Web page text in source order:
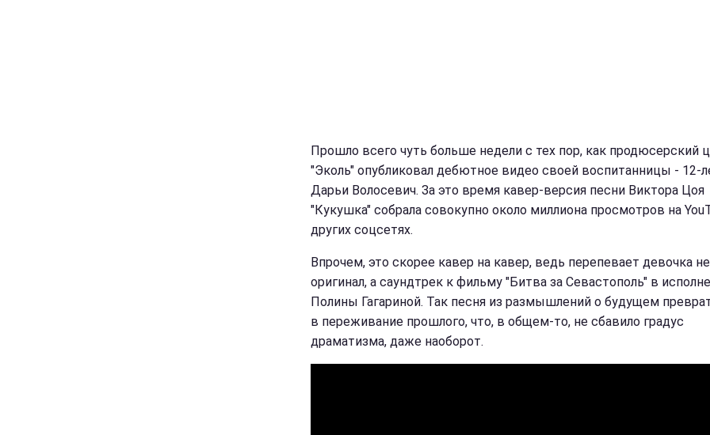
Прошло всего чуть больше недели с тех пор, как продюсерский
"Эколь" опубликовал дебютное видео своей воспитанницы - 12-
Дарьи Волосевич. За это время кавер-версия песни Виктора Цоя
"Кукушка" собрала совокупно около миллиона просмотров на
других соцсетях.
Впрочем, это скорее кавер на кавер, ведь перепевает девочка не
оригинал, а саундтрек к фильму "Битва за Севастополь" в
Полины Гагариной. Так песня из размышлений о будущем
в переживание прошлого, что, в общем-то, не сбавило градус
драматизма, даже наоборот.